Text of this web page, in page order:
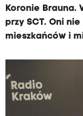
Koronie Brauna.
przy SCT. Oni
mieszkańców i